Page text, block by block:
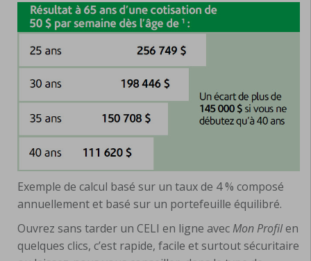
Exemple de calcul basé sur un taux de 4 % composé
annuellement et basé sur un portefeuille équilibré.
Ouvrez sans tarder un CELI en ligne avecMon Profilen
quelques clics, c’est rapide, facile et surtout sécuritaire